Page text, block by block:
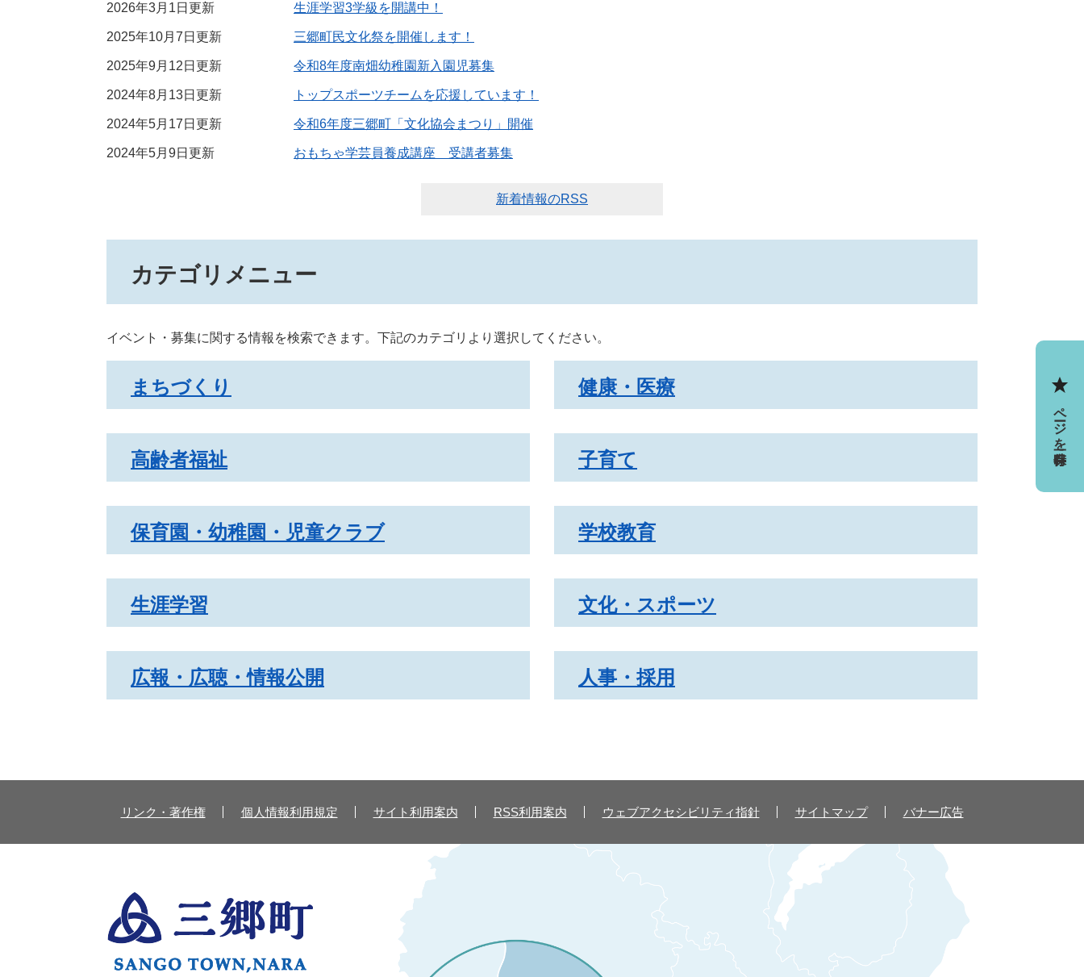
2026年3月1日更新 生涯学習3学級を開講中！
2025年10月7日更新 三郷町民文化祭を開催します！
2025年9月12日更新 令和8年度南畑幼稚園新入園児募集
2024年8月13日更新 トップスポーツチームを応援しています！
2024年5月17日更新 令和6年度三郷町「文化協会まつり」開催
2024年5月9日更新 おもちゃ学芸員養成講座 受講者募集
新着情報のRSS
カテゴリメニュー
イベント・募集に関する情報を検索できます。下記のカテゴリより選択してください。
まちづくり 健康・医療
高齢者福祉 子育て
保育園・幼稚園・児童クラブ 学校教育
生涯学習 文化・スポーツ
広報・広聴・情報公開 人事・採用
リンク・著作権 個人情報利用規定 サイト利用案内 RSS利用案内 ウェブアクセシビリティ指針 サイトマップ バナー広告
ページを一時保存